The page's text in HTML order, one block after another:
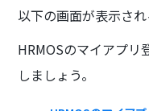
以下の画面が表示さ
HRMOSのマイアプリ
しましょう。